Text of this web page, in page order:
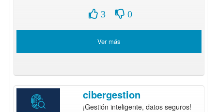
3 0
Ver más
cibergestion
¡Gestión inteligente, datos seguros!